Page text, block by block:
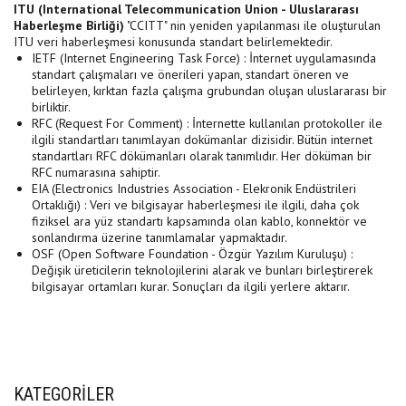
ITU (International Telecommunication Union - Uluslararası
Haberleşme Birliği) "CCITT" nin yeniden yapılanması ile oluşturulan
ITU veri haberleşmesi konusunda standart belirlemektedir.
IETF (Internet Engineering Task Force) : İnternet uygulamasında
standart çalışmaları ve önerileri yapan, standart öneren ve
belirleyen, kırktan fazla çalışma grubundan oluşan uluslararası bir
birliktir.
RFC (Request For Comment) : İnternette kullanılan protokoller ile
ilgili standartları tanımlayan dokümanlar dizisidir. Bütün internet
standartları RFC dökümanları olarak tanımlıdır. Her döküman bir
RFC numarasına sahiptir.
EIA (Electronics Industries Association - Elekronik Endüstrileri
Ortaklığı) : Veri ve bilgisayar haberleşmesi ile ilgili, daha çok
fiziksel ara yüz standartı kapsamında olan kablo, konnektör ve
sonlandırma üzerine tanımlamalar yapmaktadır.
OSF (Open Software Foundation - Özgür Yazılım Kuruluşu) :
Değişik üreticilerin teknolojilerini alarak ve bunları birleştirerek
bilgisayar ortamları kurar. Sonuçları da ilgili yerlere aktarır.
KATEGORİLER